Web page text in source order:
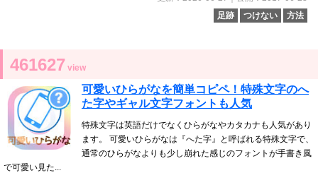
足跡
つけない 方法
461627 view
可愛いひらがなを簡単コピペ！特殊文字のへ
た字やギャル文字フォントも人気
特殊文字は英語だけでなくひらがなやカタカナも人気があり
ます。 可愛いひらがなは『へた字』と呼ばれる特殊文字で、
通常のひらがなよりも少し崩れた感じのフォントが手書き風
で可愛い見た...